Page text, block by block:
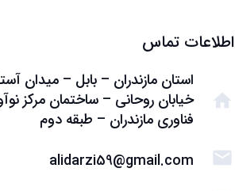
اطلاعات تماس
home
استان مازندران – بابل – میدان
خیابان روحانی – ساختمان مرکز
فناوری مازندران – طبقه دوم
mail
alidarzi59@gmail.com